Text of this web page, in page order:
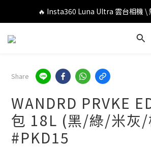
🔥 DJI OSMO POCKET 4P 口袋相機
🔥 Insta360 Luna Ultra 雲台相機 \
🔥 Insta360 GO Ultra Hello Kitty 聯名限
Share
WANDRD PRVKE
包 18L (黑/綠/米灰
#PKD15